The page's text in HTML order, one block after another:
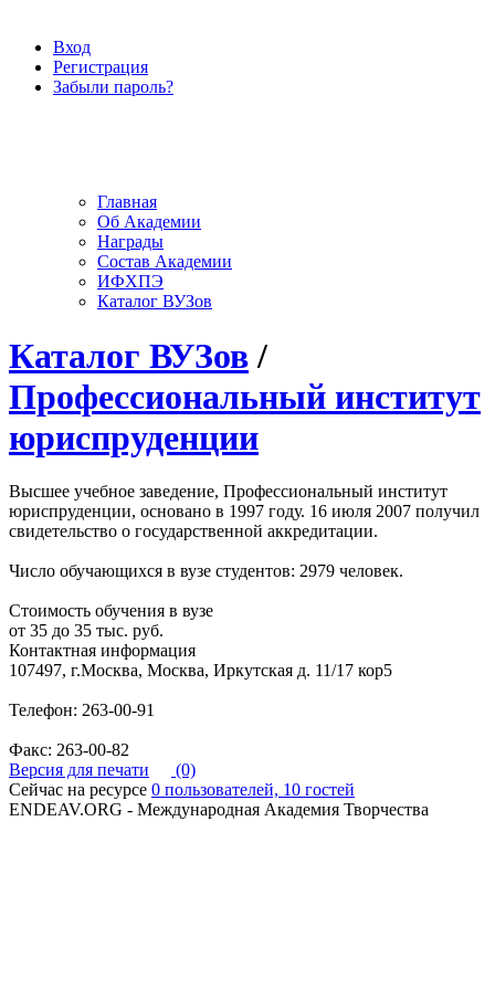
Вход
Регистрация
Забыли пароль?
Главная
Об Академии
Награды
Состав Академии
ИФХПЭ
Каталог ВУЗов
Каталог ВУЗов /
Профессиональный институт
юриспруденции
Высшее учебное заведение, Профессиональный институт
юриспруденции, основано в 1997 году. 16 июля 2007 получил
свидетельство о государственной аккредитации.
Число обучающихся в вузе студентов: 2979 человек.
Стоимость обучения в вузе
от 35 до 35 тыс. руб.
Контактная информация
107497, г.Москва, Москва, Иркутская д. 11/17 кор5
Телефон: 263-00-91
Факс: 263-00-82
Версия для печати
(0)
Сейчас на ресурсе 0 пользователей, 10 гостей
ENDEAV.ORG - Международная Академия Творчества